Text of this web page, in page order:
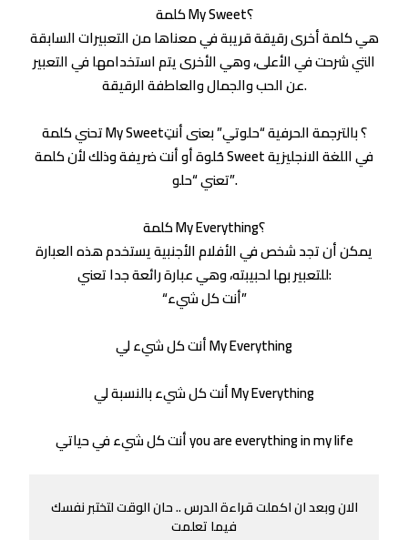
كلمة My Sweet؟
هي كلمة أخرى رقيقة قريبة في معناها من التعبيرات السابقة
التي شرحت في الأعلى، وهي الأخرى يتم استخدامها في التعبير
عن الحب والجمال والعاطفة الرقيقة.
تحني كلمة My Sweet؟ بالترجمة الحرفية “حلوتي” بعنى أنتِ
حُلوة أو أنت ضريفة وذلك لأن كلمة Sweet في اللغة الانجليزية
تعني “حلو”.
كلمة My Everything؟
يمكن أن تجد شخص في الأفلام الأجنبية يستخدم هذه العبارة
للتعبير بها لحبيبته، وهي عبارة رائعة جدا تعني:
“أنت كل شيء”
أنت كل شيء لي My Everything
أنت كل شيء بالنسبة لي My Everything
أنت كل شيء في حياتي you are everything in my life
الان وبعد ان اكملت قراءة الدرس .. حان الوقت لتختبر نفسك
فيما تعلمت